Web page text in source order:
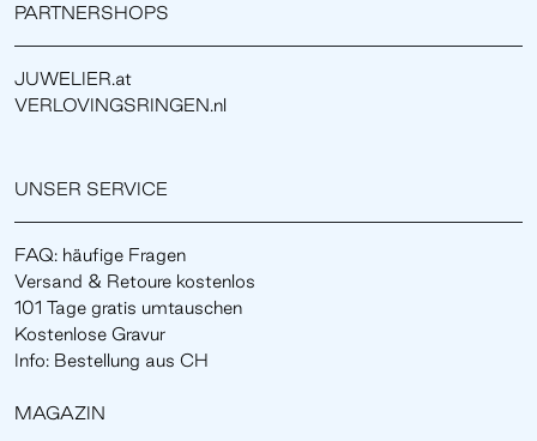
PARTNERSHOPS
JUWELIER.at
VERLOVINGSRINGEN.nl
UNSER SERVICE
FAQ: häufige Fragen
Versand & Retoure kostenlos
101 Tage gratis umtauschen
Kostenlose Gravur
Info: Bestellung aus CH
MAGAZIN